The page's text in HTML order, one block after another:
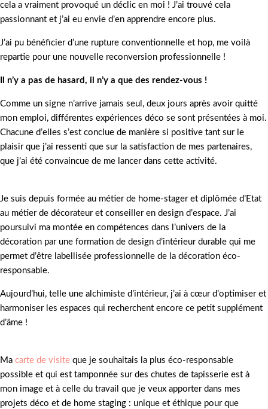
cela a vraiment provoqué un déclic en moi ! J’ai trouvé cela
passionnant et j’ai eu envie d’en apprendre encore plus.
J’ai pu bénéficier d’une rupture conventionnelle et hop, me voilà
repartie pour une nouvelle reconversion professionnelle !
Il n’y a pas de hasard, il n’y a que des rendez-vous !
Comme un signe n’arrive jamais seul, deux jours après avoir quitté
mon emploi, différentes expériences déco se sont présentées à moi.
Chacune d’elles s’est conclue de manière si positive tant sur le
plaisir que j’ai ressenti que sur la satisfaction de mes partenaires,
que j’ai été convaincue de me lancer dans cette activité.
Je suis depuis formée au métier de home-stager et diplômée d’Etat
au métier de décorateur et conseiller en design d’espace. J’ai
poursuivi ma montée en compétences dans l’univers de la
décoration par une formation de design d’intérieur durable qui me
permet d’être labellisée professionnelle de la décoration éco-
responsable.
Aujourd’hui, telle une alchimiste d’intérieur, j’ai à cœur d’optimiser et
harmoniser les espaces qui recherchent encore ce petit supplément
d’âme !
Ma carte de visite que je souhaitais la plus éco-responsable
possible et qui est tamponnée sur des chutes de tapisserie est à
mon image et à celle du travail que je veux apporter dans mes
projets déco et de home staging : unique et éthique pour que